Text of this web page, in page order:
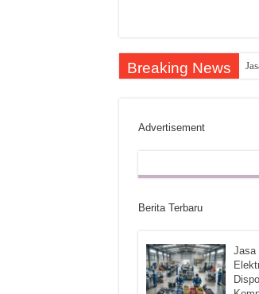
Breaking News
Advertisement
Berita Terbaru
Jasa